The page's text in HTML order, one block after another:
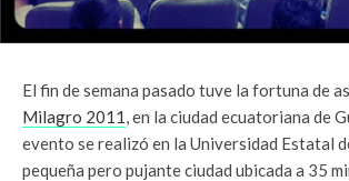
El fin de semana pasado tuve la fortuna de
Milagro 2011, en la ciudad ecuatoriana de
evento se realizó en la Universidad Estatal
pequeña pero pujante ciudad ubicada a 35